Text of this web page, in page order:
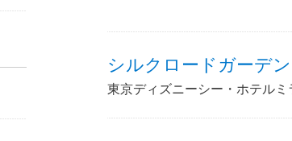
シルクロードガーデン
東京ディズニーシー・ホテルミ